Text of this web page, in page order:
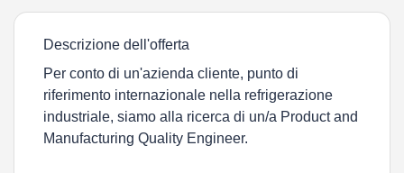
Descrizione dell'offerta
Per conto di un'azienda cliente, punto di
riferimento internazionale nella refrigerazione
industriale, siamo alla ricerca di un/a Product and
Manufacturing Quality Engineer.